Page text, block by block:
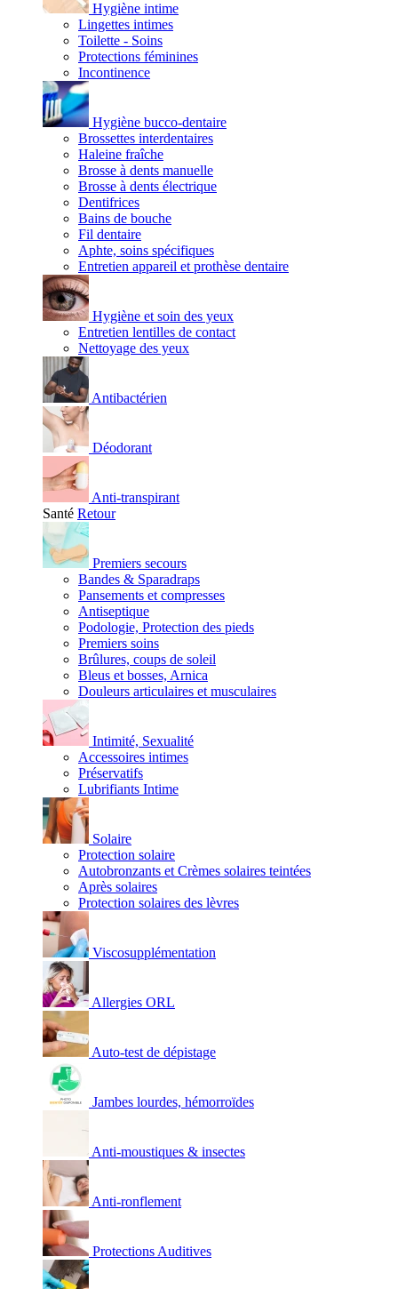
Hygiène intime
Lingettes intimes
Toilette - Soins
Protections féminines
Incontinence
Hygiène bucco-dentaire
Brossettes interdentaires
Haleine fraîche
Brosse à dents manuelle
Brosse à dents électrique
Dentifrices
Bains de bouche
Fil dentaire
Aphte, soins spécifiques
Entretien appareil et prothèse dentaire
Hygiène et soin des yeux
Entretien lentilles de contact
Nettoyage des yeux
Antibactérien
Déodorant
Anti-transpirant
Santé Retour
Premiers secours
Bandes & Sparadraps
Pansements et compresses
Antiseptique
Podologie, Protection des pieds
Premiers soins
Brûlures, coups de soleil
Bleus et bosses, Arnica
Douleurs articulaires et musculaires
Intimité, Sexualité
Accessoires intimes
Préservatifs
Lubrifiants Intime
Solaire
Protection solaire
Autobronzants et Crèmes solaires teintées
Après solaires
Protection solaires des lèvres
Viscosupplémentation
Allergies ORL
Auto-test de dépistage
Jambes lourdes, hémorroïdes
Anti-moustiques & insectes
Anti-ronflement
Protections Auditives